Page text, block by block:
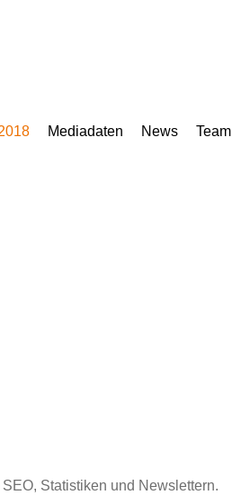
Mediadaten News
Team
Statistiken und Newslettern.